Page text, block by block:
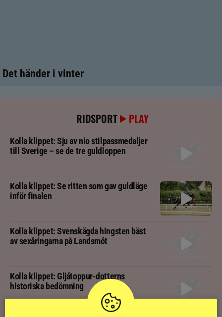
Det händer i vinter
RIDSPORT PLAY
Kolla klippet: Sju av nio stilpassmedaljer
till Sverige – se de tre guldloppen
Kolla klippet: Se ritten som gav guldläge
inför finalen
Kolla klippet: Svenskägda hingsten bäst
av sexåringarna på Landsmót
Kolla klippet: Gljátoppur-dotterns
historiska bedömning